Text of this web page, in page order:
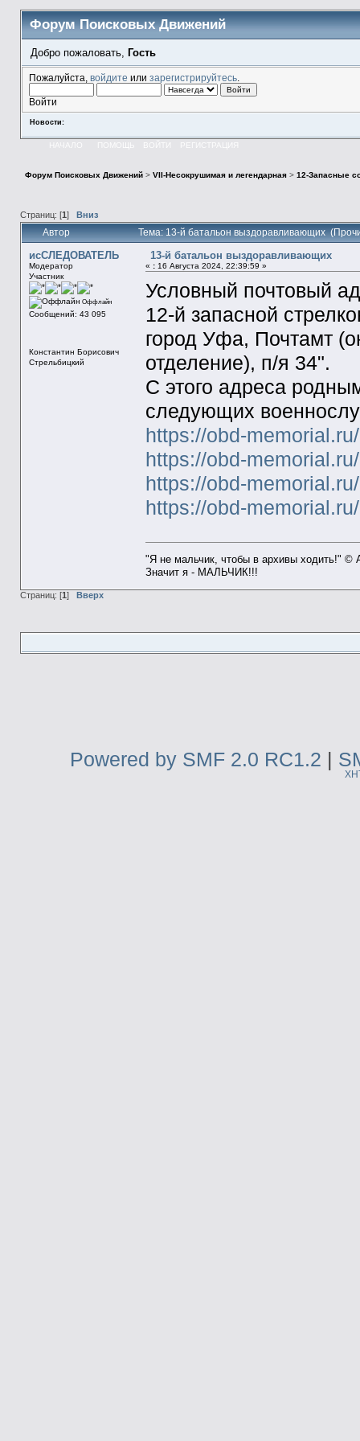
Форум Поисковых Движений
Добро пожаловать, Гость
Пожалуйста, войдите или зарегистрируйтесь.
Войти
Новости:
НАЧАЛО ПОМОЩЬ ВОЙТИ РЕГИСТРАЦИЯ
Форум Поисковых Движений> VII-Несокрушимая и легендарная> 12-Запасные
Страниц: [1 ] Вниз
Автор Тема: 13-й батальон выздоравливающих
исСЛЕДОВАТЕЛЬ
Модератор
Участник
Оффлайн
Сообщений: 43 095
Константин Борисович
Стрельбицкий
13-й батальон выздоравливающих
« :16 Августа 2024, 22:39:59 »
Условный почтовый
12-й запасной
город Уфа, Почтамт
отделение), п/я 34".
С этого адреса
следующих
https://obd-
https://obd-
https://obd-
https://obd-
"Я не мальчик, чтобы в архивы ходить!" ©
Значит я - МАЛЬЧИК!!!
Страниц: [1 ] Вверх
Powered by SMF 2.0 RC1.2 |